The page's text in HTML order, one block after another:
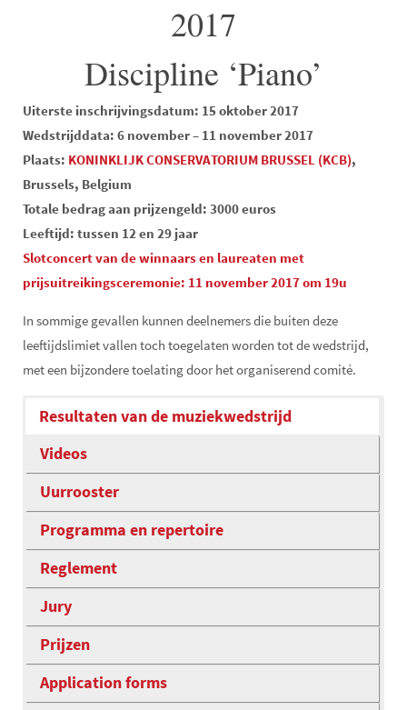
2017
Discipline ‘Piano’
Uiterste inschrijvingsdatum: 15 oktober 2017
Wedstrijddata: 6 november – 11 november 2017
Plaats: KONINKLIJK CONSERVATORIUM BRUSSEL (KCB),
Brussels, Belgium
Totale bedrag aan prijzengeld: 3000 euros
Leeftijd: tussen 12 en 29 jaar
Slotconcert van de winnaars en laureaten met
prijsuitreikingsceremonie: 11 november 2017 om 19u
In sommige gevallen kunnen deelnemers die buiten deze
leeftijdslimiet vallen toch toegelaten worden tot de wedstrijd,
met een bijzondere toelating door het organiserend comité.
Resultaten van de muziekwedstrijd
Videos
Uurrooster
Programma en repertoire
Reglement
Jury
Prijzen
Application forms